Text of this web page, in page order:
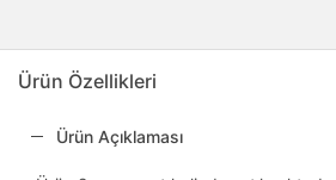
Ürün Özellikleri
Ürün Açıklaması